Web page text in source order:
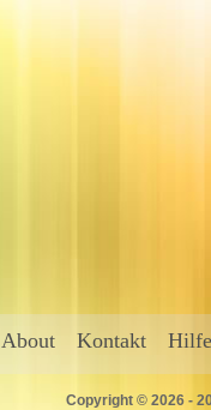
About Kontakt Hilfe
Copyright © 2026 -